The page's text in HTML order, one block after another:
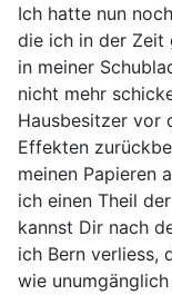
Ich hatte nun
die ich in der Zeit
in meiner
nicht mehr
Hausbesitzer vor
Effekten
meinen Papieren
ich einen Theil
kannst Dir nach
ich Bern verliess,
wie